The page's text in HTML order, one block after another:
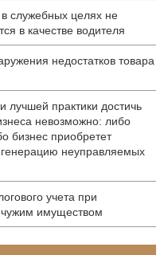
служебных целях не
в качестве водителя
недостатков товара
лучшей практики достичь
невозможно: либо
бизнес приобретет
генерацию неуправляемых
учета при
чужим имуществом